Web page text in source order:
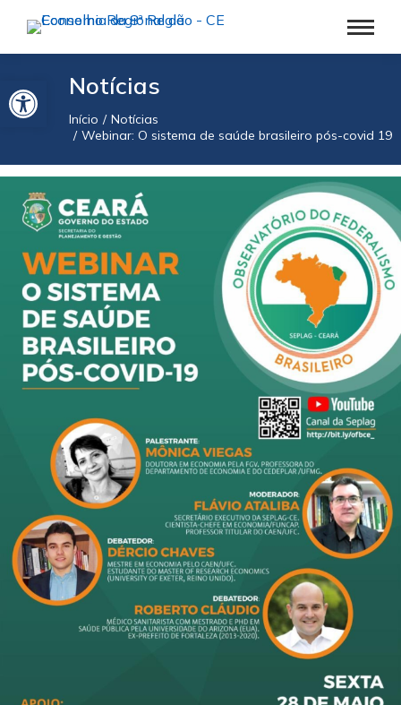
Barra de Ferramentas AbertaNotícias
Você está aqui:
Início
Notícias
Webinar: O sistema de saúde brasileiro pós-covid 19